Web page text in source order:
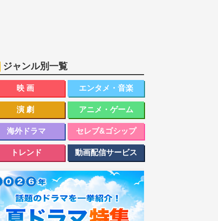
ジャンル別一覧
映画 エンタメ・音楽
演劇 アニメ・ゲーム
海外ドラマ セレブ&ゴシップ
トレンド 動画配信サービス